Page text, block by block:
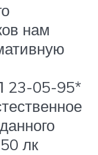
нам
23-05-95*
лк